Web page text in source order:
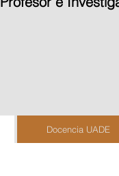
Docencia UADE